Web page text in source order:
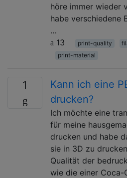
höre immer wieder
habe verschiedene
…
13
print-quality
print-material
1
Kann ich eine
drucken?
Ich möchte eine
für meine
drucken und habe
sie in 3D zu
Qualität der
wie die einer Coca-